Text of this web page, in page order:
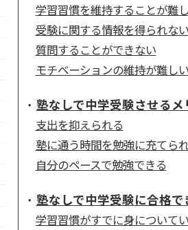
学習習慣を維持することが難
受験に関する情報を得られない
質問することができない
モチベーションの維持が難しい
塾なしで中学受験させるメ
支出を抑えられる
塾に通う時間を勉強に充てら
自分のペースで勉強できる
塾なしで中学受験に合格
学習習慣がすでに身について